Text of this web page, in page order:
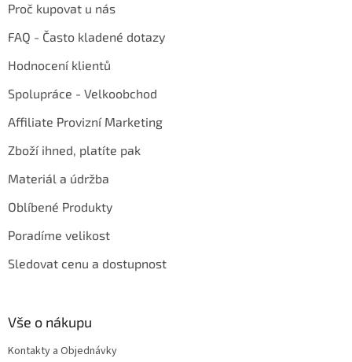
Proč kupovat u nás
FAQ - Často kladené dotazy
Hodnocení klientů
Spolupráce - Velkoobchod
Affiliate Provizní Marketing
Zboží ihned, platíte pak
Materiál a údržba
Oblíbené Produkty
Poradíme velikost
Sledovat cenu a dostupnost
Vše o nákupu
Kontakty a Objednávky